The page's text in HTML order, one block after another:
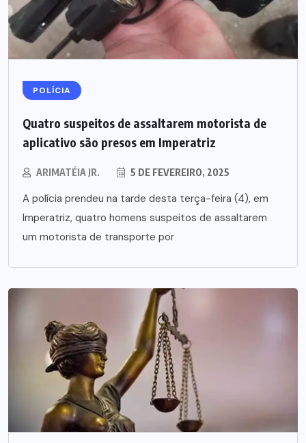
POLÍCIA
Quatro suspeitos de assaltarem motorista de
aplicativo são presos em Imperatriz
ARIMATÉIA JR. 5 DE FEVEREIRO, 2025
A polícia prendeu na tarde desta terça-feira (4), em
Imperatriz, quatro homens suspeitos de assaltarem
um motorista de transporte por